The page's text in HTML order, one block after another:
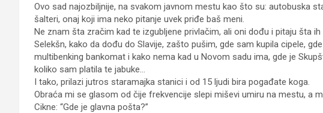
Ovo sad najozbiljnije, na svakom javnom mestu kao što su: autobuska
šalteri, onaj koji ima neko pitanje uvek priđe baš meni.
Ne znam šta zračim kad te izgubljene privlačim, ali oni dođu i pitaju šta
Selekšn, kako da dođu do Slavije, zašto pušim, gde sam kupila cipele,
multibenking bankomat i kako nema kad u Novom sadu ima, gde je
koliko sam platila te jabuke…
I tako, prilazi jutros staramajka stanici i od 15 ljudi bira pogađate koga.
Obraća mi se glasom od čije frekvencije slepi miševi umiru na mestu, a
Cikne: “Gde je glavna pošta?”